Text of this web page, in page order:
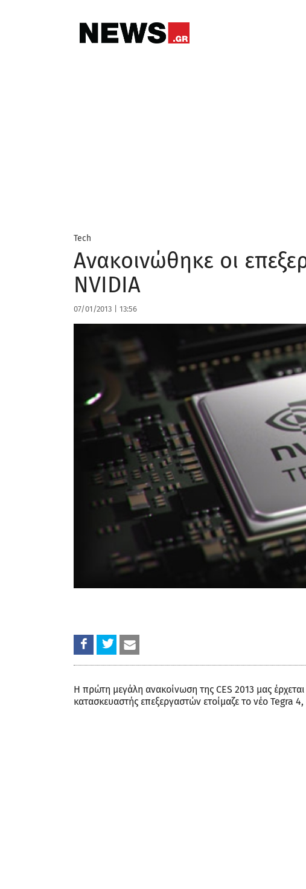
Tech
Ανακοινώθηκε οι
NVIDIA
07/01/2013 13:56
Η πρώτη μεγάλη ανακοίνωση της CES 2013 μας
κατασκευαστής επεξεργαστών ετοίμαζε το νέο Tegra